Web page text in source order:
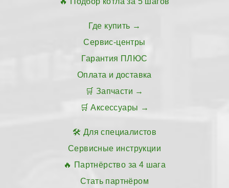
Где купить
Сервис-центры
Гарантия ПЛЮС
Оплата и доставка
Запчасти
Аксессуары
Для специалистов
Сервисные инструкции
Партнёрство за 4 шага
Стать партнёром